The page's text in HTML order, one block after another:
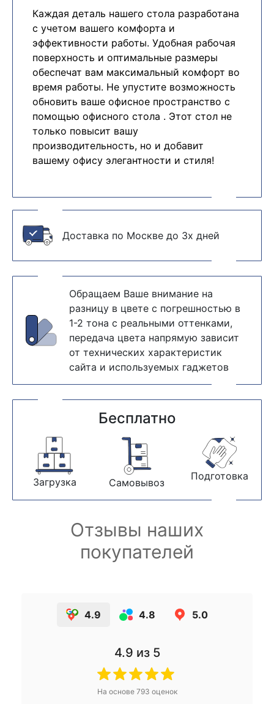
Каждая деталь нашего стола разработана
с учетом вашего комфорта и
эффективности работы. Удобная рабочая
поверхность и оптимальные размеры
обеспечат вам максимальный комфорт во
время работы. Не упустите возможность
обновить ваше офисное пространство с
помощью офисного стола . Этот стол не
только повысит вашу
производительность, но и добавит
вашему офису элегантности и стиля!
Доставка по Москве до 3х дней
Обращаем Ваше внимание на
разницу в цвете с погрешностью в
1-2 тона с реальными оттенками,
передача цвета напрямую зависит
от технических характеристик
сайта и используемых гаджетов
Бесплатно
Загрузка Самовывоз
Подготовка
Отзывы наших
покупателей
4.9 4.8 5.0
4.9 из 5
На основе 793 оценок